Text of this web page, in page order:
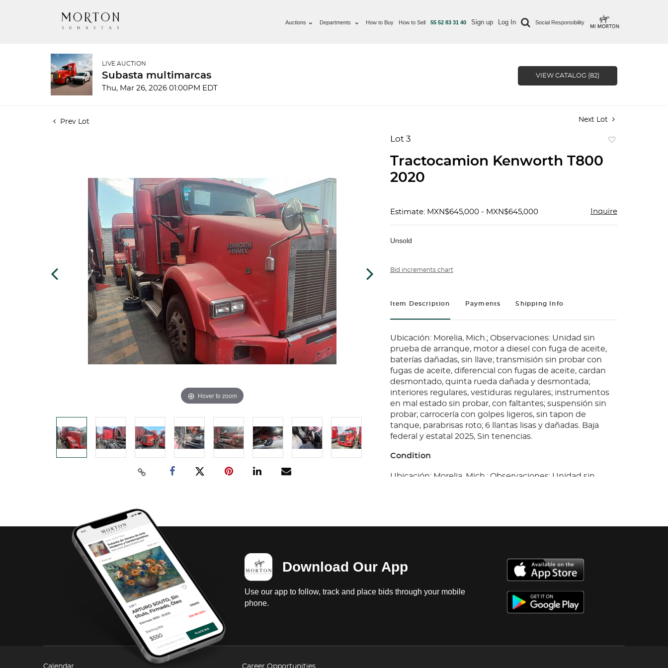
Auctions Departments How to Buy How to Sell 55 52 83 31 40 Sign up Log In Social Responsibility
LIVE AUCTION
Subasta multimarcas
Thu, Mar 26, 2026 01:00PM EDT
VIEW CATALOG (82)
Prev Lot Next Lot
Hover to zoom
Lot 3
favorite
Tractocamion Kenworth T800
2020
Estimate: MXN$645,000 - MXN$645,000 Inquire
Unsold
Bid increments chart
Item Description Payments Shipping Info
Ubicación: Morelia, Mich.; Observaciones: Unidad sin
prueba de arranque, motor a diesel con fuga de aceite,
baterías dañadas, sin llave; transmisión sin probar con
fugas de aceite, diferencial con fugas de aceite, cardan
desmontado, quinta rueda dañada y desmontada;
interiores regulares, vestiduras regulares; instrumentos
en mal estado sin probar, con faltantes; suspensión sin
probar; carrocería con golpes ligeros, sin tapon de
tanque, parabrisas roto; 6 llantas lisas y dañadas. Baja
federal y estatal 2025, Sin tenencias.
Condition
Ubicación: Morelia, Mich.; Observaciones: Unidad sin
tanque, parabrisas roto; 6 llantas lisas y dañadas. Baja
federal y estatal 2025, Sin tenencias.
Download Our App
Use our app to follow, track and place bids through your mobile
phone.
Calendar Career Opportunities